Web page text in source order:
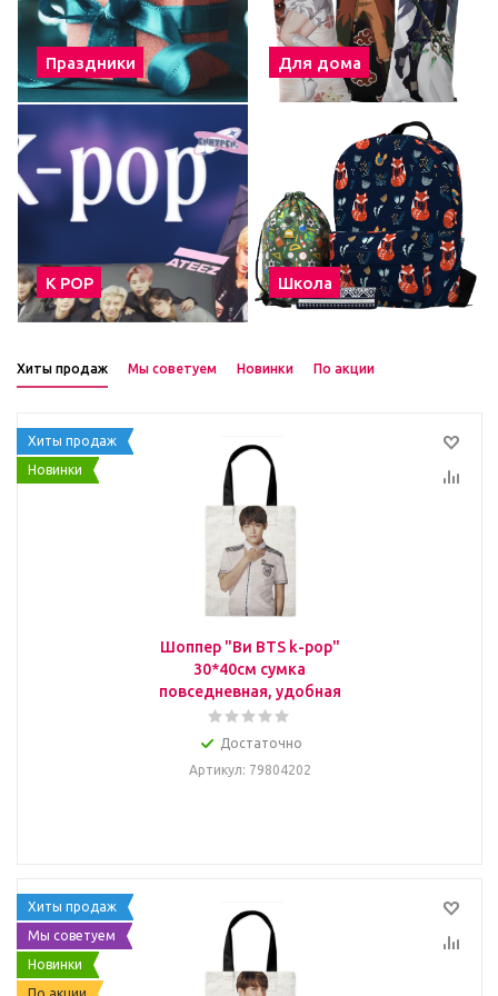
Праздники Для дома
К POP Школа
Хиты продаж Мы советуем Новинки По акции
Хиты продаж
Новинки
Шоппер "Ви BTS k-pop"
30*40см сумка
повседневная, удобная
Достаточно
Артикул: 79804202
Хиты продаж
Мы советуем
Новинки